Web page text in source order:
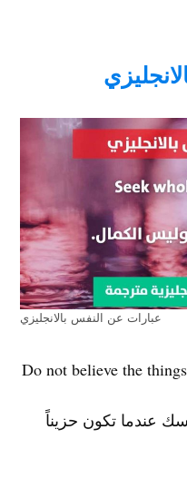
عبارات عن النفس بالانجليزي
.Do not believe the
عندما تكون حزيناً